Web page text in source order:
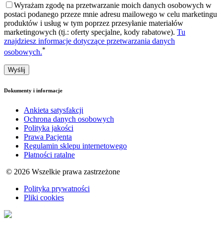
Wyrażam zgodę na przetwarzanie moich danych osobowych w
postaci podanego przeze mnie adresu mailowego w celu marketingu
produktów i usług w tym poprzez przesyłanie materiałów
marketingowych (tj.: oferty specjalne, kody rabatowe). Tu
znajdziesz informacje dotyczące przetwarzania danych
osobowych.*
Dokumenty i informacje
Ankieta satysfakcji
Ochrona danych osobowych
Polityka jakości
Prawa Pacjenta
Regulamin sklepu internetowego
Płatności ratalne
© 2026 Wszelkie prawa zastrzeżone
Polityka prywatności
Pliki cookies